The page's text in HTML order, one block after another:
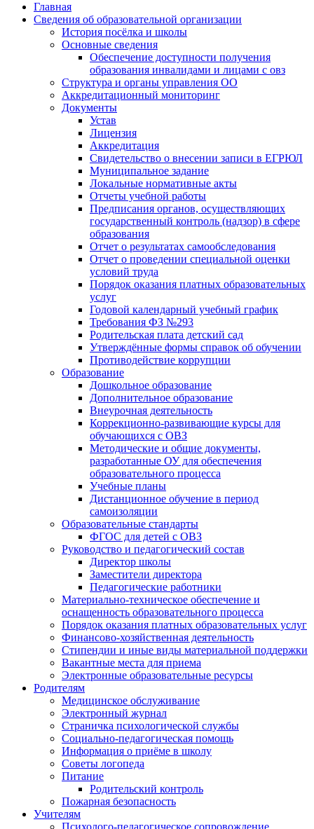
Главная
Сведения об образовательной организации
История посёлка и школы
Основные сведения
Обеспечение доступности получения
образования инвалидами и лицами с овз
Структура и органы управления ОО
Аккредитационный мониторинг
Документы
Устав
Лицензия
Аккредитация
Свидетельство о внесении записи в ЕГРЮЛ
Муниципальное задание
Локальные нормативные акты
Отчеты учебной работы
Предписания органов, осуществляющих
государственный контроль (надзор) в сфере
образования
Отчет о результатах самообследования
Отчет о проведении специальной оценки
условий труда
Порядок оказания платных образовательных
услуг
Годовой календарный учебный график
Требования ФЗ №293
Родительская плата детский сад
Утверждённые формы справок об обучении
Противодействие коррупции
Образование
Дошкольное образование
Дополнительное образование
Внеурочная деятельность
Коррекционно-развивающие курсы для
обучающихся с ОВЗ
Методические и общие документы,
разработанные ОУ для обеспечения
образовательного процесса
Учебные планы
Дистанционное обучение в период
самоизоляции
Образовательные стандарты
ФГОС для детей с ОВЗ
Руководство и педагогический состав
Директор школы
Заместители директора
Педагогические работники
Материально-техническое обеспечение и
оснащенность образовательного процесса
Порядок оказания платных образовательных услуг
Финансово-хозяйственная деятельность
Стипендии и иные виды материальной поддержки
Вакантные места для приема
Электронные образовательные ресурсы
Родителям
Медицинское обслуживание
Электронный журнал
Страничка психологической службы
Социально-педагогическая помощь
Информация о приёме в школу
Советы логопеда
Питание
Родительский контроль
Пожарная безопасность
Учителям
Психолого-педагогическое сопровождение